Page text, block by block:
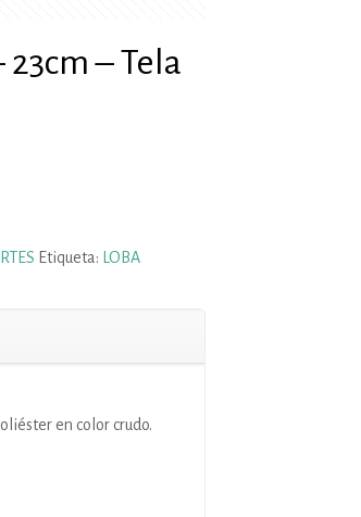
– Tela
Etiqueta:
LOBA
en color crudo.